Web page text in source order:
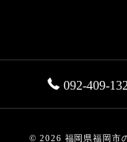
092-409-
© 2026 福岡県福岡市